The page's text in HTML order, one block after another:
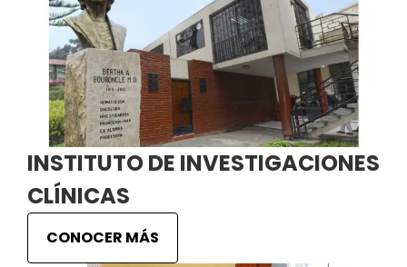
INSTITUTO DE INVESTIGACIONES
CLÍNICAS
CONOCER MÁS